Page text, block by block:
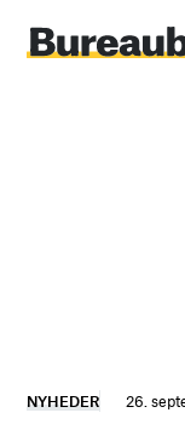
indhold
NYHEDER 26.